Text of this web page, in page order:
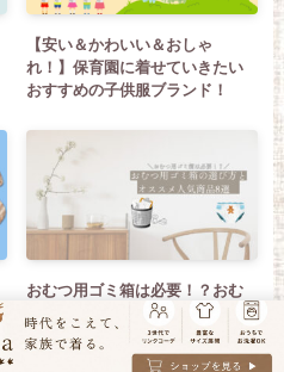
【安い＆かわいい＆おしゃ
れ！】保育園に着せていきたい
おすすめの子供服ブランド！
おむつ用ゴミ箱は必要！？おむ
つ用ゴミ箱の選び方とおすすめ
人気商品8選